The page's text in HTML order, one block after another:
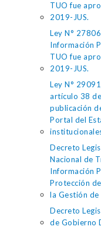
TUO fue
2019-JUS.
Ley N°
Información
TUO fue
2019-JUS.
Ley N°
artículo 38
publicación
Portal del
Decreto
Nacional de
Información
Protección
la Gestión
Decreto
de Gobierno